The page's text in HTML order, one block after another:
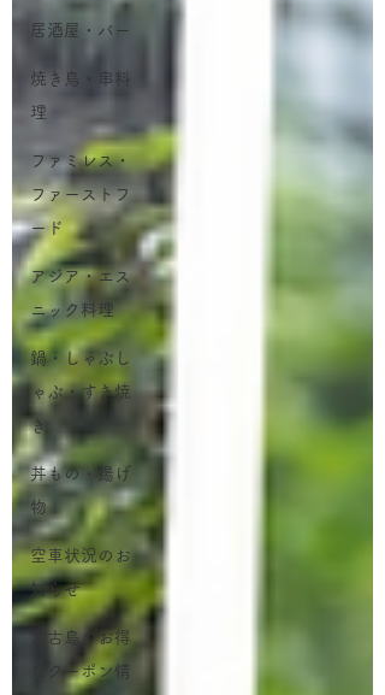
居酒屋・バー
焼き鳥・串料
理
ファミレス・
ファーストフ
ード
アジア・エス
ニック料理
鍋・しゃぶし
ゃぶ・すき焼
き
丼もの・揚げ
物
空車状況のお
知らせ
宮古島のお得
なクーポン情